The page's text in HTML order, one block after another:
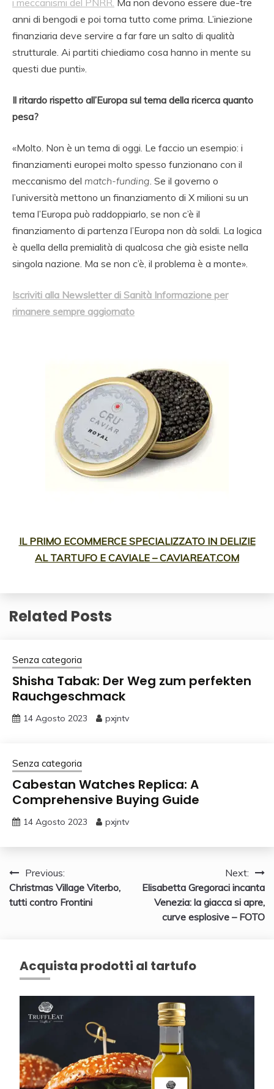
i meccanismi del PNRR. Ma non devono essere due-tre
anni di bengodi e poi torna tutto come prima. L’iniezione
finanziaria deve servire a far fare un salto di qualità
strutturale. Ai partiti chiediamo cosa hanno in mente su
questi due punti».
Il ritardo rispetto all’Europa sul tema della ricerca quanto
pesa?
«Molto. Non è un tema di oggi. Le faccio un esempio: i
finanziamenti europei molto spesso funzionano con il
meccanismo del match-funding. Se il governo o
l’università mettono un finanziamento di X milioni su un
tema l’Europa può raddoppiarlo, se non c’è il
finanziamento di partenza l’Europa non dà soldi. La logica
è quella della premialità di qualcosa che già esiste nella
singola nazione. Ma se non c’è, il problema è a monte».
Iscriviti alla Newsletter di Sanità Informazione per
rimanere sempre aggiornato
IL PRIMO ECOMMERCE SPECIALIZZATO IN DELIZIE
AL TARTUFO E CAVIALE – CAVIAREAT.COM
Related Posts
Senza categoria
Shisha Tabak: Der Weg zum perfekten
Rauchgeschmack
14 Agosto 2023 pxjntv
Senza categoria
Cabestan Watches Replica: A
Comprehensive Buying Guide
14 Agosto 2023 pxjntv
Navigazione
articoli
Previous:
Christmas Village Viterbo,
tutti contro Frontini
Next:
Elisabetta Gregoraci incanta
Venezia: la giacca si apre,
curve esplosive – FOTO
Acquista prodotti al tartufo